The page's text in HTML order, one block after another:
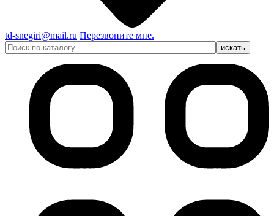
td-snegiri@mail.ru Перезвоните мне.